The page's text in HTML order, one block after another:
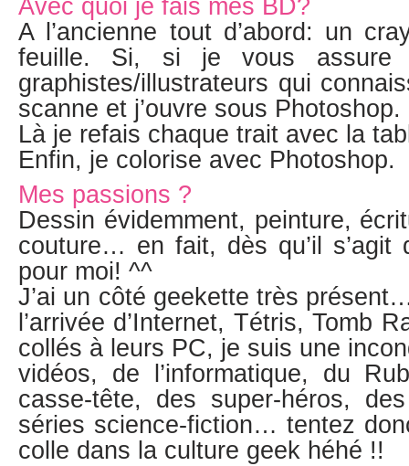
Avec quoi je fais mes BD?
A l’ancienne tout d’abord: un
feuille. Si, si je vous
graphistes/illustrateurs qui
scanne et j’ouvre sous Photoshop.
Là je refais chaque trait avec la
Enfin, je colorise avec Photoshop.
Mes passions ?
Dessin évidemment, peinture,
couture… en fait, dès qu’il s’agit
pour moi! ^^
J’ai un côté geekette très
l’arrivée d’Internet, Tétris, Tomb
collés à leurs PC, je suis une
vidéos, de l’informatique, du
casse-tête, des super-héros,
séries science-fiction… tentez
colle dans la culture geek héhé !!